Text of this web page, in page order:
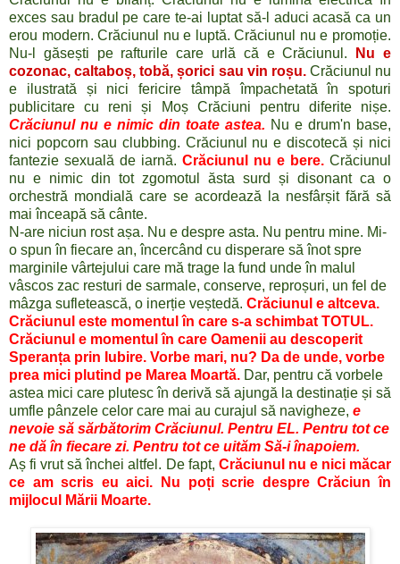
exces sau bradul pe care te-ai luptat să-l aduci acasă ca un
erou modern. Crăciunul nu e luptă. Crăciunul nu e promoție.
Nu-l găsești pe rafturile care urlă că e Crăciunul.
Nu e
cozonac, caltaboș, tobă, șorici sau vin roșu.Crăciunul nu
e ilustrată și nici fericire tâmpă împachetată în spoturi
publicitare cu reni și Moș Crăciuni pentru diferite nișe.
Crăciunul nu e nimic din toate astea. Nu e drum'n base,
nici popcorn sau clubbing. Crăciunul nu e discotecă și nici
fantezie sexuală de iarnă. Crăciunul nu e bere. Crăciunul
nu e nimic din tot zgomotul ăsta surd și disonant ca o
orchestră mondială care se acordează la nesfârșit fără să
mai înceapă să cânte.
N-are niciun rost așa. Nu e despre asta. Nu pentru mine. Mi-
o spun în fiecare an, încercând cu disperare să înot spre
marginile vârtejului care mă trage la fund unde în malul
vâscos zac resturi de sarmale, conserve, reproșuri, un fel de
mâzga sufletească, o inerție veștedă. Crăciunul e altceva.
Crăciunul este momentul în care s-a schimbat TOTUL.
Crăciunul e momentul în care Oamenii au descoperit
Speranța prin Iubire. Vorbe mari, nu? Da de unde, vorbe
prea mici plutind pe Marea Moartă. Dar, pentru că vorbele
astea mici care plutesc în derivă să ajungă la destinație și să
umfle pânzele celor care mai au curajul să navigheze, e
nevoie să sărbătorim Crăciunul. Pentru EL. Pentru tot ce
ne dă în fiecare zi. Pentru tot ce uităm Să-i înapoiem.
Aș fi vrut să închei altfel. De fapt, Crăciunul nu e nici măcar
ce am scris eu aici. Nu poți scrie despre Crăciun în
mijlocul Mării Moarte.